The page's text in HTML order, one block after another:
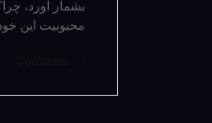
محبوبیت این